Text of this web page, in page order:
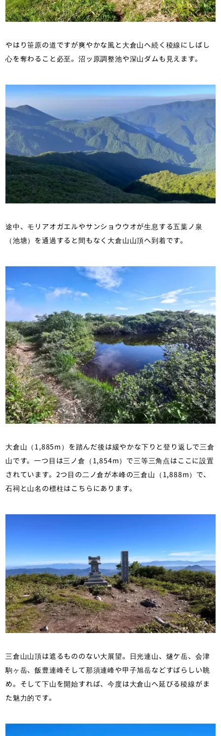
やはり笹原の道ですが爽やかな風と大倉山へ続く稜線にしばし
心を奪わること必至。沼ッ原調整池や深山ダムも見えます。
途中、モリアオガエルやサンショウウオが生息する五葉ノ泉
（池塘）を通過すると間もなく大倉山山頂へ到着です。
大倉山（1,885m）を踏んだ後は緩やかな下りと登り返しで三倉
山です。一つ目は三ノ倉（1,854m）で三等三角点はここに設置
されています。2つ目の二ノ倉が本峰の三倉山（1,888m）で、
石祠と山名の標柱はこちらにあります。
三倉山山頂は遮るもののない大展望。日光連山、燧ケ岳、会津
駒ヶ岳、飯豊連峰そして那須連峰や甲子旭岳などすばらしい眺
め。そして下山を開始すれば、今度は大倉山へ延びる稜線がま
た魅力的です。